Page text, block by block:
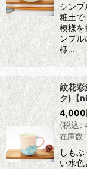
シンプ
粧土で
模様を
ンプル
様…
紋花
ク)【
4,000
(税込:
在庫数
しも
い水